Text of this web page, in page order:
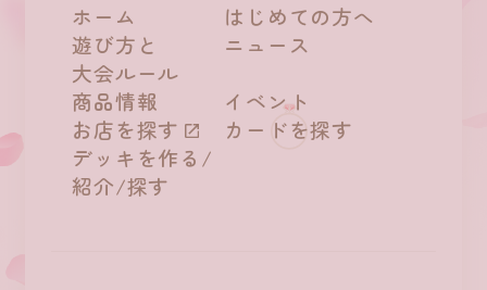
ホーム
はじめての方へ
遊び方と
大会ルール
ニュース
商品情報
イベント
お店を探す
カードを探す
デッキを作る/
紹介/探す